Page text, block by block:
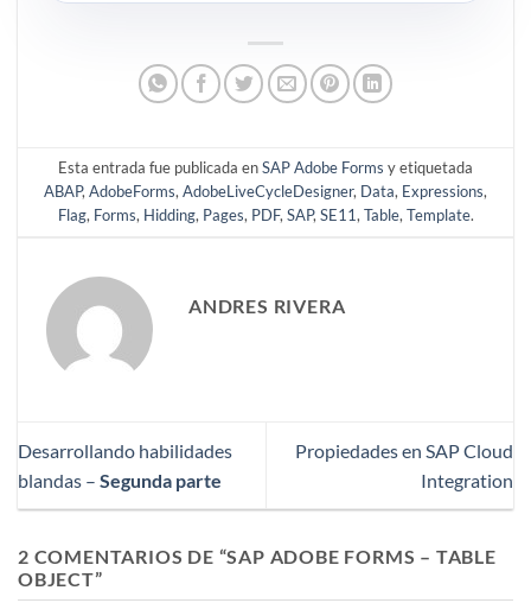
Esta entrada fue publicada enSAP Adobe Forms y etiquetada
ABAP,AdobeForms,AdobeLiveCycleDesigner, Data, Expressions,
Flag, Forms, Hidding, Pages, PDF,SAP,SE11,Table,Template.
ANDRES RIVERA
Desarrollando habilidades
blandas – Segunda parte
Propiedades en SAP Cloud
Integration
2 COMENTARIOS DE “SAP ADOBE FORMS – TABLE
OBJECT”